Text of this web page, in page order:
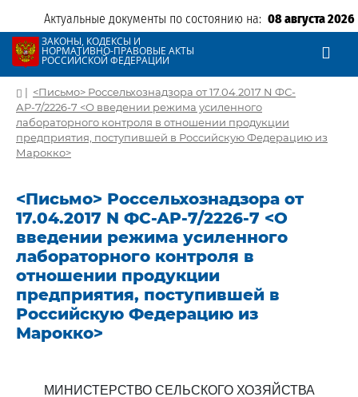
Актуальные документы по состоянию на: 08 августа 2026
ЗАКОНЫ, КОДЕКСЫ И
НОРМАТИВНО-ПРАВОВЫЕ АКТЫ
РОССИЙСКОЙ ФЕДЕРАЦИИ
| <Письмо> Россельхознадзора от 17.04.2017 N ФС-
АР-7/2226-7 <О введении режима усиленного
лабораторного контроля в отношении продукции
предприятия, поступившей в Российскую Федерацию из
Марокко>
<Письмо> Россельхознадзора от
17.04.2017 N ФС-АР-7/2226-7 <О
введении режима усиленного
лабораторного контроля в
отношении продукции
предприятия, поступившей в
Российскую Федерацию из
Марокко>
МИНИСТЕРСТВО СЕЛЬСКОГО ХОЗЯЙСТВА